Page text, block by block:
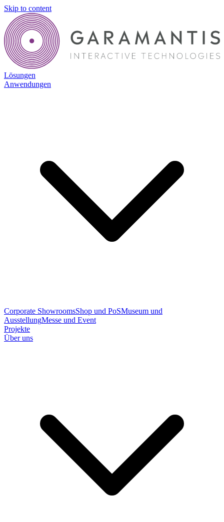
Skip to content
Lösungen
Anwendungen
Corporate ShowroomsShop und PoSMuseum und
AusstellungMesse und Event
Projekte
Über uns